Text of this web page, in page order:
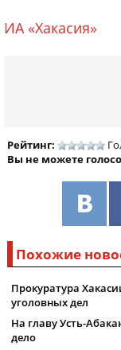
ИА «Хакасия»
Рейтинг:
Вы не можете
Похожие
Прокуратура
уголовных дел
На главу Усть-
дело